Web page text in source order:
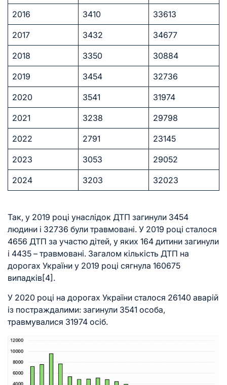
2016 3410 33613
2017 3432 34677
2018 3350 30884
2019 3454 32736
2020 3541 31974
2021 3238 29798
2022 2791 23145
2023 3053 29052
2024 3203 32023
Так, у 2019 році унаслідок ДТП загинули 3454
людини і 32736 були травмовані. У 2019 році сталося
4656 ДТП за участю дітей, у яких 164 дитини загинули
і 4435 – травмовані. Загалом кількість ДТП на
дорогах України у 2019 році сягнула 160675
випадків[4] .
У 2020 році на дорогах України сталося 26140 аварій
із постраждалими: загинули 3541 особа,
травмувалися 31974 осіб.